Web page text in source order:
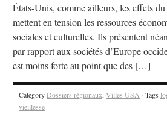
États-Unis, comme ailleurs, les effets
mettent en tension les ressources
sociales et culturelles. Ils présentent
par rapport aux sociétés d’Europe
est moins forte au point que des […]
CategoryDossiers régionaux, Villes USA · Tags
vieillesse